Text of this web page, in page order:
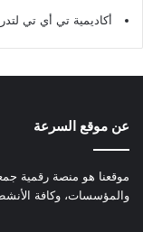
أكاديمية تي أي تي
عن موقع السرعة
موقعنا هو منصة رقمية
والمؤسسات، وكافة